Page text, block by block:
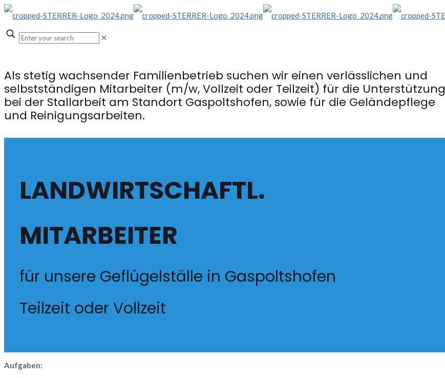
✕
Als stetig wachsender Familienbetrieb suchen wir einen verlässlichen und
selbstständigen Mitarbeiter (m/w, Vollzeit oder Teilzeit) für die Unterstützung
bei der Stallarbeit am Standort Gaspoltshofen, sowie für die Geländepflege
und Reinigungsarbeiten.
LANDWIRTSCHAFTL.
MITARBEITER
für unsere Geflügelställe in Gaspoltshofen
Teilzeit oder Vollzeit
Aufgaben: